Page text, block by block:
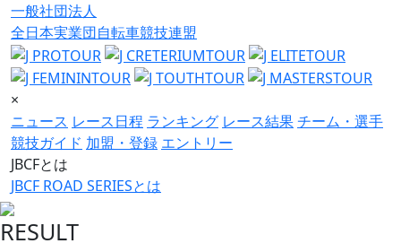
一般社団法人
全日本実業団自転車競技連盟
×
ニュース レース日程 ランキング レース結果チーム・選手
競技ガイド 加盟・登録 エントリー
JBCFとは
JBCF ROAD SERIESとは
RESULT